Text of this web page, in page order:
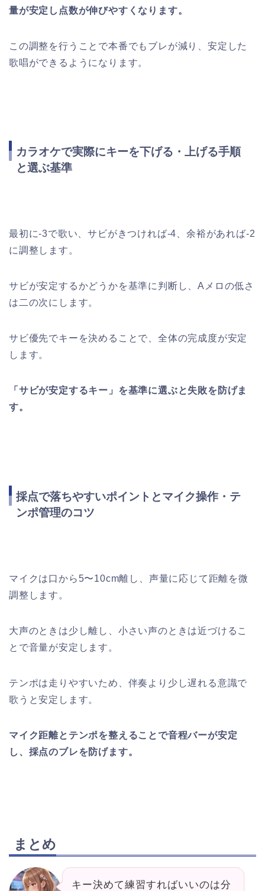
量が安定し点数が伸びやすくなります。
この調整を行うことで本番でもブレが減り、安定した
歌唱ができるようになります。
カラオケで実際にキーを下げる・上げる手順
と選ぶ基準
最初に-3で歌い、サビがきつければ-4、余裕があれば-2
に調整します。
サビが安定するかどうかを基準に判断し、Aメロの低さ
は二の次にします。
サビ優先でキーを決めることで、全体の完成度が安定
します。
「サビが安定するキー」を基準に選ぶと失敗を防げま
す。
採点で落ちやすいポイントとマイク操作・テ
ンポ管理のコツ
マイクは口から5〜10cm離し、声量に応じて距離を微
調整します。
大声のときは少し離し、小さい声のときは近づけるこ
とで音量が安定します。
テンポは走りやすいため、伴奏より少し遅れる意識で
歌うと安定します。
マイク距離とテンポを整えることで音程バーが安定
し、採点のブレを防げます。
まとめ
キー決めて練習すればいいのは分